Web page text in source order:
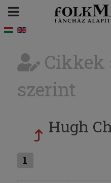
Cikkek
szerint
Hugh
1